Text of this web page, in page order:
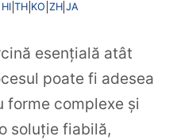
HI TH KO ZH JA
esențială atât
poate fi adesea
forme complexe și
soluție fiabilă,